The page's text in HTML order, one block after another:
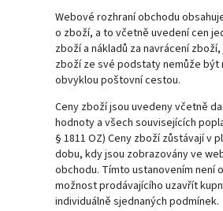
Webové rozhraní obchodu
o zboží, a to včetně uvedení cen
zboží a nákladů za navrácení
zboží ze své podstaty nemůže být
obvyklou poštovní cestou.
Ceny zboží jsou uvedeny včetně
hodnoty a všech souvisejících
§ 1811 OZ) Ceny zboží zůstávají v
dobu, kdy jsou zobrazovány ve
obchodu. Tímto ustanovením není
možnost prodávajícího uzavřít
individuálně sjednaných podmínek.